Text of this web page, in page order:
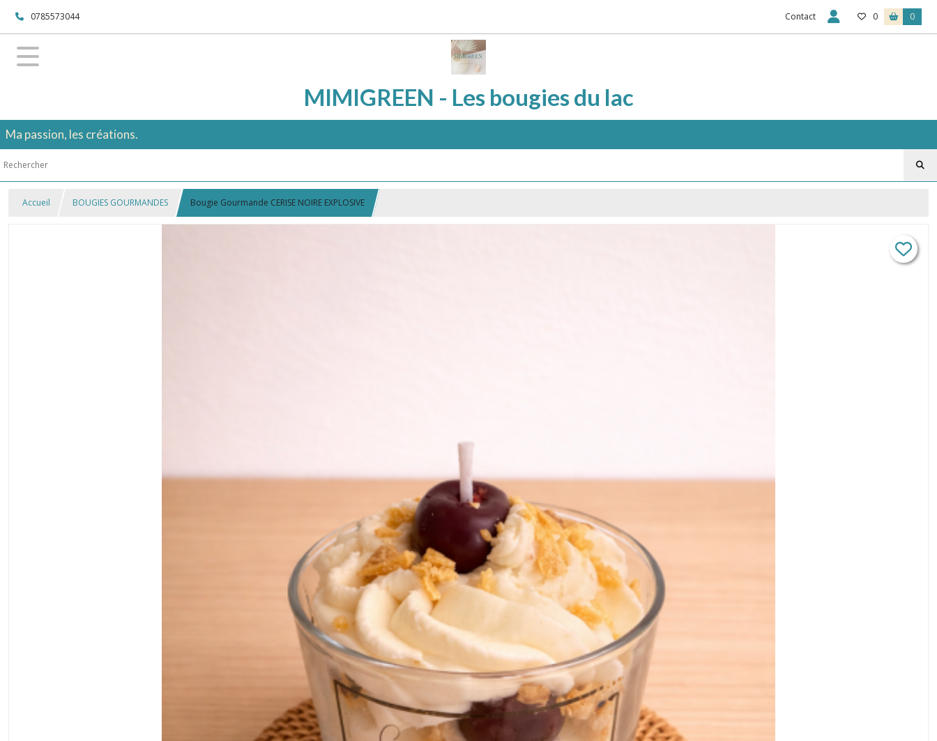
0785573044 Contact 0 0
MIMIGREEN - Les bougies du lac
Ma passion, les créations.
Accueil BOUGIES GOURMANDES Bougie Gourmande CERISE NOIRE EXPLOSIVE